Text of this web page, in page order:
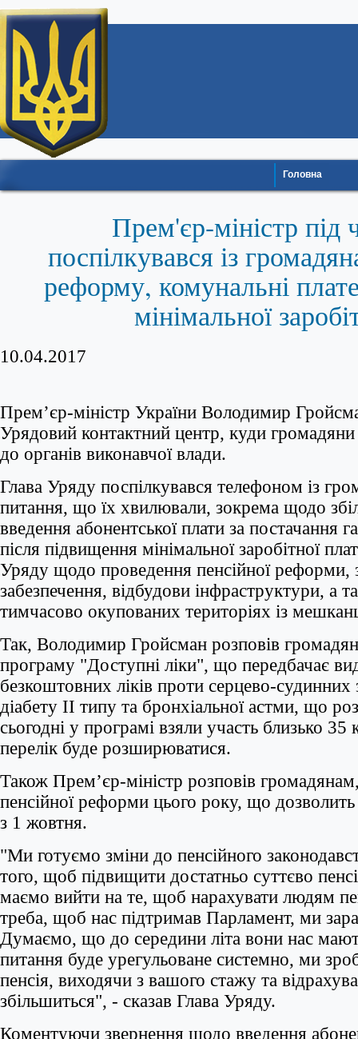
Головна
Прем'єр-міністр під
поспілкувався із
реформу, комунальні
мінімальної
10.04.2017
Прем’єр-міністр України Володимир
Урядовий контактний центр, куди громадяни
до органів виконавчої влади.
Глава Уряду поспілкувався телефоном із
питання, що їх хвилювали, зокрема щодо
введення абонентської плати за постачання
після підвищення мінімальної заробітної
Уряду щодо проведення пенсійної реформи,
забезпечення, відбудови інфраструктури, а
тимчасово окупованих територіях із
Так, Володимир Гройсман розповів
програму "Доступні ліки", що передбачає
безкоштовних ліків проти серцево-
діабету ІІ типу та бронхіальної астми, що
сьогодні у програмі взяли участь близько
перелік буде розширюватися.
Також Прем’єр-міністр розповів
пенсійної реформи цього року, що дозволить
з 1 жовтня.
"Ми готуємо зміни до пенсійного
того, щоб підвищити достатньо суттєво
маємо вийти на те, щоб нарахувати людям
треба, щоб нас підтримав Парламент, ми
Думаємо, що до середини літа вони нас
питання буде урегульоване системно, ми
пенсія, виходячи з вашого стажу та
збільшиться", - сказав Глава Уряду.
Коментуючи звернення щодо введення